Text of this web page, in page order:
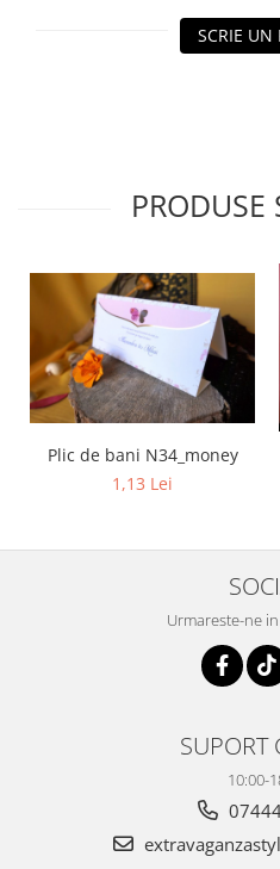
SCRIE UN
PRODUSE
Plic de bani N34_money
1,13 Lei
Urmareste-ne
SUPORT
10:00-